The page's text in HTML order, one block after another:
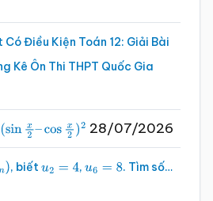
Điều Kiện Toán 12: Giải Bài
Kê Ôn Thi THPT Quốc Gia
x2 –cosx2 )2 28/07/2026
), biếtu2 =4 , u6 =8 . Tìm số…